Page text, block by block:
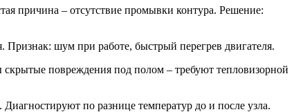
причина – отсутствие промывки контура. Решение:
шум при работе, быстрый перегрев двигателя.
повреждения под полом – требуют тепловизорной
по разнице температур до и после узла.